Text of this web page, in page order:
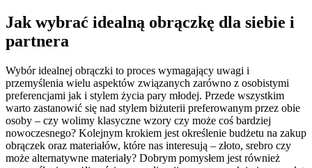
Jak wybrać idealną obrączkę dla siebie i
partnera
Wybór idealnej obrączki to proces wymagający uwagi i
przemyślenia wielu aspektów związanych zarówno z osobistymi
preferencjami jak i stylem życia pary młodej. Przede wszystkim
warto zastanowić się nad stylem biżuterii preferowanym przez obie
osoby – czy wolimy klasyczne wzory czy może coś bardziej
nowoczesnego? Kolejnym krokiem jest określenie budżetu na zakup
obrączek oraz materiałów, które nas interesują – złoto, srebro czy
może alternatywne materiały? Dobrym pomysłem jest również